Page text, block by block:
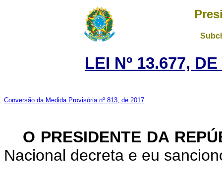
LEI Nº 13.677,
Conversão da Medida Provisória nº 813, de 2017
O PRESIDENTE DA
Nacional decreta e eu